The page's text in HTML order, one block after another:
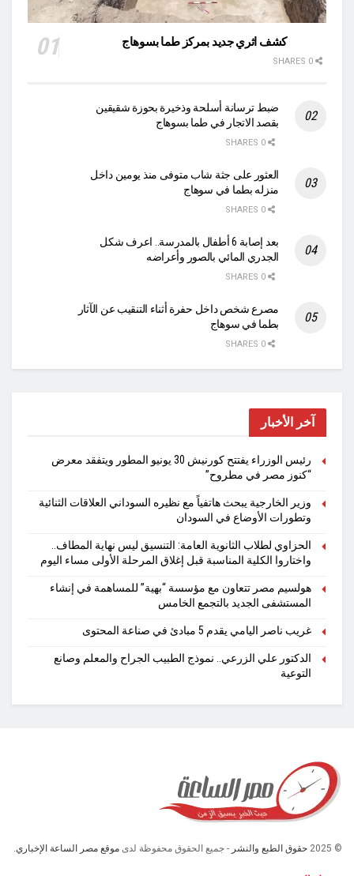
كشف اثري جديد بمركز طما بسوهاج
ضبط ترسانة أسلحة وذخيرة بحوزة شقيقين
بقصد الاتجار في طما بسوهاج
العثور على جثة شاب متوفى منذ يومين داخل
منزله بطما في سوهاج
بعد إصابة 6 أطفال بالمدرسة.. اعرف شكل
الجدري المائي بالصور وأعراضه
مصرع شخص داخل حفرة أثناء التنقيب عن الآثار
بطما في سوهاج
آخر الأخبار
رئيس الوزراء يفتتح كورنيش 30 يونيو المطور ويتفقد معرض
“كنوز مصر في مطروح”
وزير الخارجية يبحث هاتفياً مع نظيره السوداني العلاقات الثنائية
وتطورات الأوضاع في السودان
الحزاوي لطلاب الثانوية العامة: التنسيق ليس نهاية المطاف..
واختاروا الكلية المناسبة قبل إغلاق المرحلة الأولى مساء اليوم
هولسيم مصر تتعاون مع مؤسسة “بهية” للمساهمة في إنشاء
المستشفى الجديد بالتجمع الخامس
غريب ناصر اليامي يقدم 5 مبادئ في صناعة المحتوى
الدكتور علي الزرعي.. نموذج الطبيب الجراح والمعلم وصانع
التوعية
© 2025 حقوق الطبع والنشر - جميع الحقوق محفوظة لدى موقع مصر الساعة الإخباري.